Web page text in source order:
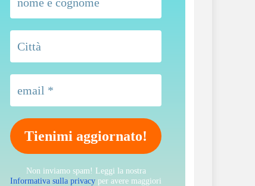
Non inviamo spam! Leggi la nostra
Informativa sulla privacy per avere maggiori